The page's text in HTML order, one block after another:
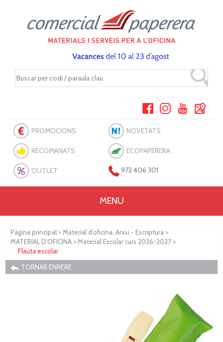
PROMOCIONS NOVETATS
RECOMANATS ECOPAPERERA
OUTLET 972 406 301
MENU
Pàgina principal > Material d'oficina, Arxiu - Escriptura >
MATERIAL D'OFICINA > Material Escolar curs 2026-2027 >
Flauta escolar
TORNAR ENRERE